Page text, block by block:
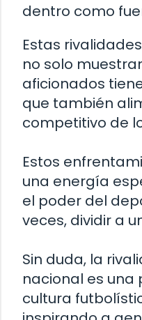
dentro como
Estas
no solo
aficionados
que también
competitivo de
Estos
una energía
el poder del
veces, dividir a
Sin duda, la
nacional es
cultura